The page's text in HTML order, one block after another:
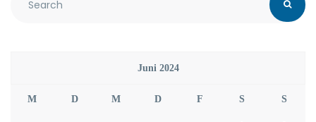
Juni 2024
M D M D F S S